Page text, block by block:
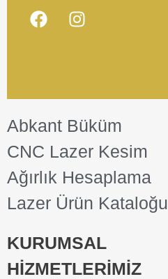
Abkant Büküm
CNC Lazer Kesim
Ağırlık Hesaplama
Lazer Ürün Kataloğu
KURUMSAL
HİZMETLERİMİZ